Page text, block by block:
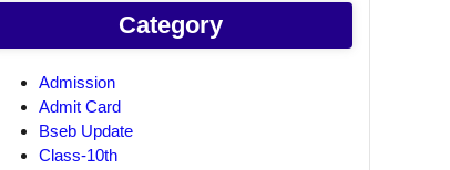
Category
Admission
Admit Card
Bseb Update
Class-10th